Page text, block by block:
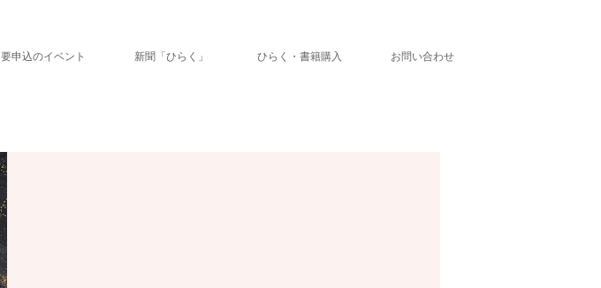
要申込のイベント 新聞「ひらく」 ひらく・書籍購入 お問い合わせ